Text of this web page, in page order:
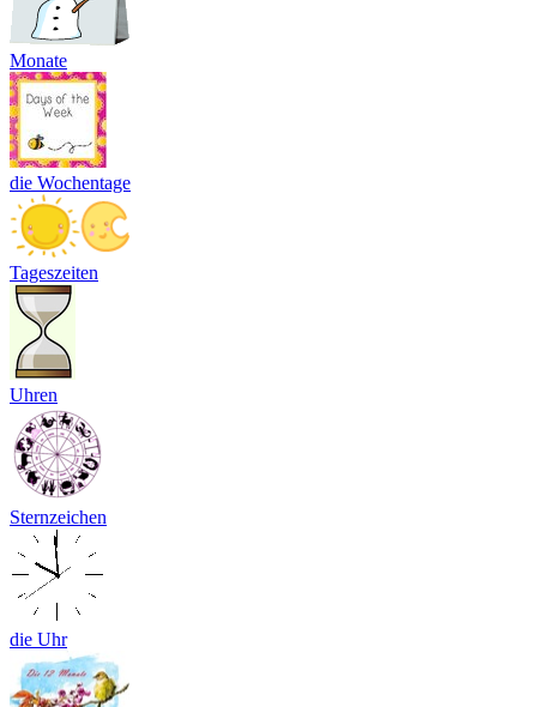
Monate
die Wochentage
Tageszeiten
Uhren
Sternzeichen
die Uhr